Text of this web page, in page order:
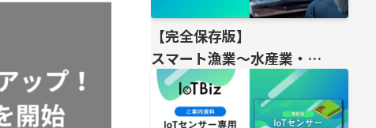
【完全保存版】
スマート漁業〜水産業・
漁業IoT/M2M活用事例や製品の総